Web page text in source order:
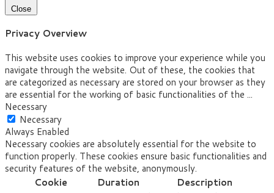
Close
Privacy Overview
This website uses cookies to improve your experience while you
navigate through the website. Out of these, the cookies that
are categorized as necessary are stored on your browser as they
are essential for the working of basic functionalities of the ...
Necessary
Necessary
Always Enabled
Necessary cookies are absolutely essential for the website to
function properly. These cookies ensure basic functionalities and
security features of the website, anonymously.
Cookie
Duration Description